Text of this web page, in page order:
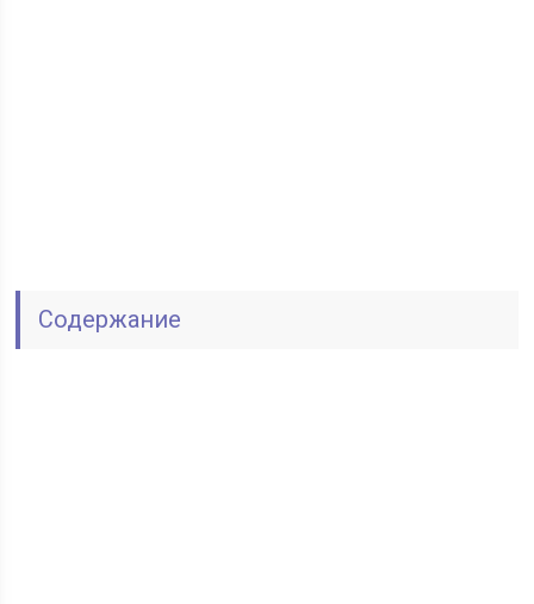
Содержание